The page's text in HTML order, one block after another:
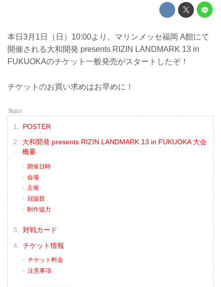
本日3月1日（日）10:00より、マリンメッセ福岡 A館にて
開催される大和開発 presents RIZIN LANDMARK 13 in
FUKUOKAのチケット一般発売がスタートしたぞ！
チケットのお買い求めはお早めに！
POSTER
大和開発 presents RIZIN LANDMARK 13 in FUKUOKA 大会
概要
開催日時
会場
主催
冠協賛
制作協力
対戦カード
チケット情報
チケット料金
注意事項